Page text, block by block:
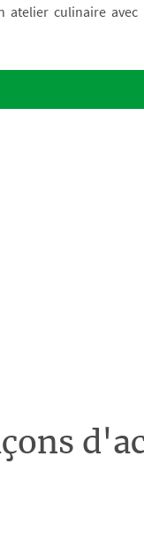
atelier culinaire avec